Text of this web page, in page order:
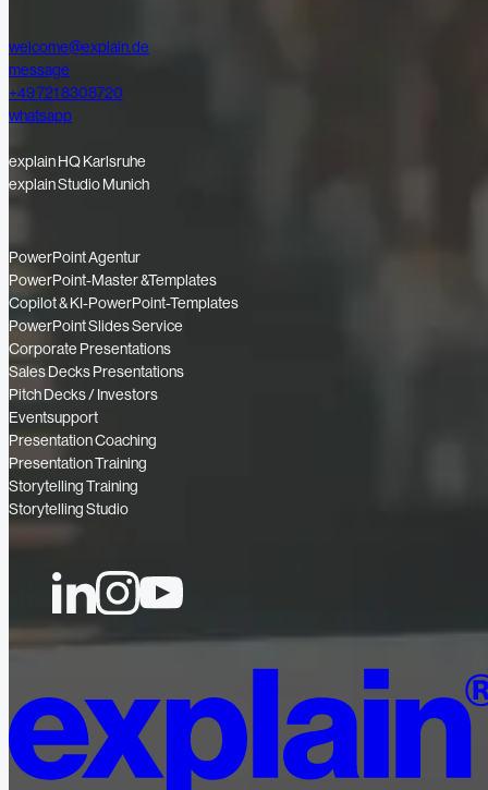
welcome@explain.de
message
+49 721 8308720
whatsapp
explain HQ Karlsruhe
explain Studio Munich
PowerPoint Agentur
PowerPoint-Master &Templates
Copilot & KI-PowerPoint-Templates
PowerPoint Slides Service
Corporate Presentations
Sales Decks Presentations
Pitch Decks / Investors
Eventsupport
Presentation Coaching
Presentation Training
Storytelling Training
Storytelling Studio